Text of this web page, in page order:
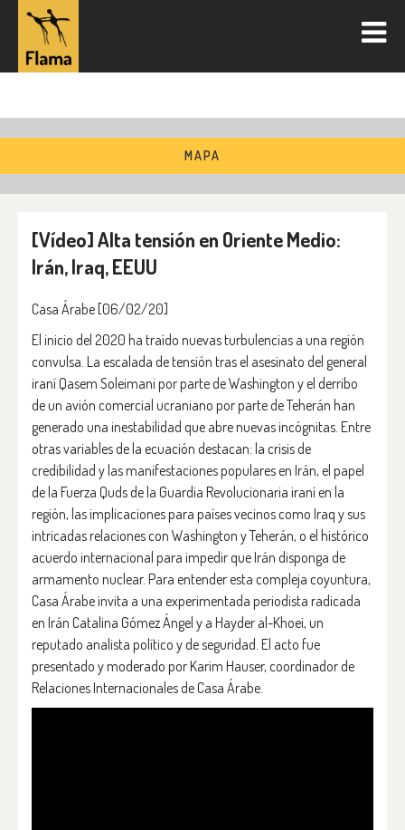
MAPA
[Vídeo] Alta tensión en Oriente Medio:
Irán, Iraq, EEUU
Casa Árabe [06/02/20]
El inicio del 2020 ha traído nuevas turbulencias a una región
convulsa. La escalada de tensión tras el asesinato del general
iraní Qasem Soleimani por parte de Washington y el derribo
de un avión comercial ucraniano por parte de Teherán han
generado una inestabilidad que abre nuevas incógnitas. Entre
otras variables de la ecuación destacan: la crisis de
credibilidad y las manifestaciones populares en Irán, el papel
de la Fuerza Quds de la Guardia Revolucionaria iraní en la
región, las implicaciones para países vecinos como Iraq y sus
intricadas relaciones con Washington y Teherán, o el histórico
acuerdo internacional para impedir que Irán disponga de
armamento nuclear. Para entender esta compleja coyuntura,
Casa Árabe invita a una experimentada periodista radicada
en Irán Catalina Gómez Ángel y a Hayder al-Khoei, un
reputado analista político y de seguridad. El acto fue
presentado y moderado por Karim Hauser, coordinador de
Relaciones Internacionales de Casa Árabe.